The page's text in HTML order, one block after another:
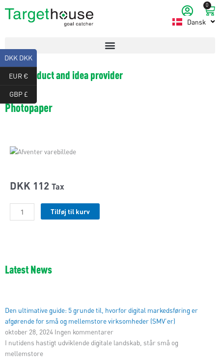
0
Dansk
English
Your product and idea provider
Photopaper
DKK 112 Tax
Photopaper
antal
Tilføj til kurv
Latest News
Den ultimative guide: 5 grunde til, hvorfor digital markedsføring er
afgørende for små og mellemstore virksomheder (SMV’er)
oktober 28, 2024 Ingen kommentarer
I nutidens hastigt udviklende digitale landskab, står små og
mellemstore
DKK DKK
EUR €
GBP £